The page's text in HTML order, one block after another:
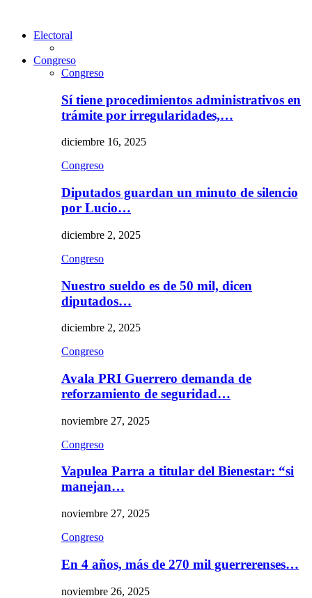
Electoral
Congreso
Congreso
Sí tiene procedimientos administrativos en
trámite por irregularidades,…
diciembre 16, 2025
Congreso
Diputados guardan un minuto de silencio
por Lucio…
diciembre 2, 2025
Congreso
Nuestro sueldo es de 50 mil, dicen
diputados…
diciembre 2, 2025
Congreso
Avala PRI Guerrero demanda de
reforzamiento de seguridad…
noviembre 27, 2025
Congreso
Vapulea Parra a titular del Bienestar: “si
manejan…
noviembre 27, 2025
Congreso
En 4 años, más de 270 mil guerrerenses…
noviembre 26, 2025